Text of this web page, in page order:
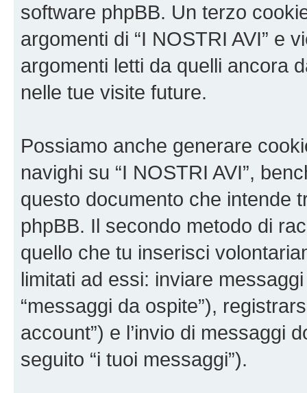
software phpBB. Un terzo
argomenti di “I NOSTRI AVI” e
argomenti letti da quelli ancora
nelle tue visite future.
Possiamo anche generare
navighi su “I NOSTRI AVI”,
questo documento che intende
phpBB. Il secondo metodo di
quello che tu inserisci
limitati ad essi: inviare
“messaggi da ospite”),
account”) e l’invio di messaggi
seguito “i tuoi messaggi”).